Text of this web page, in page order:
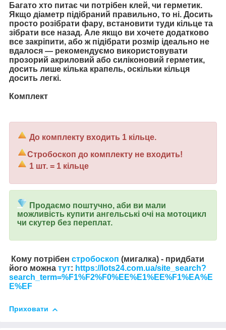
Багато хто питає чи потрібен клей, чи герметик.
Якщо діаметр підібраний правильно, то ні. Досить
просто розібрати фару, встановити туди кільце та
зібрати все назад. Але якщо ви хочете додатково
все закріпити, або ж підібрати розмір ідеально не
вдалося — рекомендуємо використовувати
прозорий акриловий або силіконовий герметик,
досить лише кілька крапель, оскільки кільця
досить легкі.
Комплект
До комплекту входить 1 кільце.
Стробоскоп до комплекту не входить!
1 шт. = 1 кільце
Продаємо поштучно, аби ви мали
можливість купити ангельські очі на мотоцикл
чи скутер без переплат.
Кому потрібен стробоскоп (мигалка) - придбати
його можна тут: https://lots24.com.ua/site_search?
search_term=%F1%F2%F0%EE%E1%EE%F1%EA%E
E%EF
Приховати